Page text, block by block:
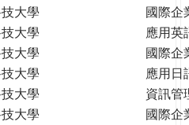
大學
國際企
大學
應用英
大學
國際企
大學
應用日
大學
資訊管
大學
國際企